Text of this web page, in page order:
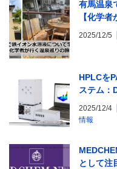
有馬温泉
【化学者
2025/12/5
HPLCを
ステム
2025/12/4
情報
として注